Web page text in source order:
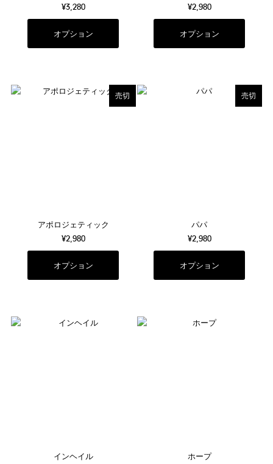
¥3,280
オプション
¥2,980
オプション
売切
アポロジェティック
¥2,980
オプション
売切
パパ
¥2,980
オプション
インヘイル
ホープ